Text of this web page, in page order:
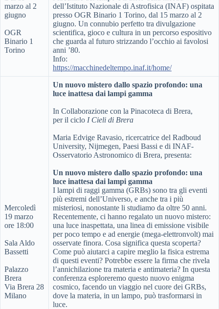
marzo al 2
giugno
OGR
Binario 1
Torino
dell’Istituto Nazionale di Astrofisica (INAF) ospitata
presso OGR Binario 1 Torino, dal 15 marzo al 2
giugno. Un connubio perfetto tra divulgazione
scientifica, gioco e cultura in un percorso espositivo
che guarda al futuro strizzando l’occhio ai favolosi
anni ’80.
Info:
https://macchinedeltempo.inaf.it/home/
Mercoledì
19 marzo
ore 18:00
Sala Aldo
Bassetti
Palazzo
Brera
Via Brera 28
Milano
Un nuovo mistero dallo spazio profondo: una
luce inattesa dai lampi gamma
In Collaborazione con la Pinacoteca di Brera,
per il ciclo I Cieli di Brera
Maria Edvige Ravasio, ricercatrice del Radboud
University, Nijmegen, Paesi Bassi e di INAF-
Osservatorio Astronomico di Brera, presenta:
Un nuovo mistero dallo spazio profondo: una
luce inattesa dai lampi gamma
I lampi di raggi gamma (GRBs) sono tra gli eventi
più estremi dell’Universo, e anche tra i più
misteriosi, nonostante li studiamo da oltre 50 anni.
Recentemente, ci hanno regalato un nuovo mistero:
una luce inaspettata, una linea di emissione visibile
per poco tempo e ad energie (mega-elettronvolt) mai
osservate finora. Cosa significa questa scoperta?
Come può aiutarci a capire meglio la fisica estrema
di questi eventi? Potrebbe essere la firma che rivela
l’annichilazione tra materia e antimateria? In questa
conferenza esploreremo questo nuovo enigma
cosmico, facendo un viaggio nel cuore dei GRBs,
dove la materia, in un lampo, può trasformarsi in
luce.